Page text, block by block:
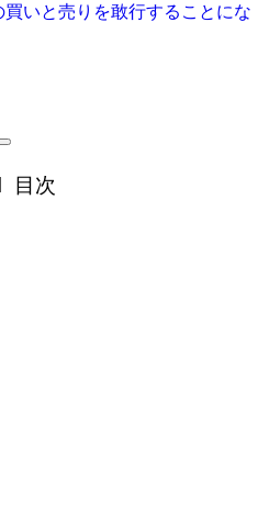
いと売りを敢行することにな
目次